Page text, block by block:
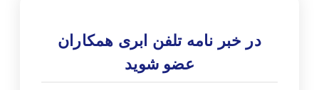
در خبر نامه تلفن ابری همکاران
عضو شوید